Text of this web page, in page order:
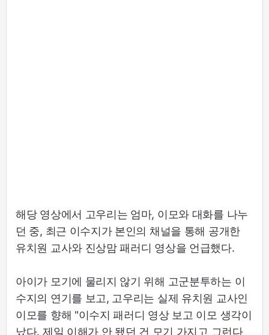
해당 영상에서 고우리는 엄마, 이모와 대화를 나누
던 중, 최근 이수지가 본인의 채널을 통해 공개한
유치원 교사와 진상맘 패러디 영상을 언급했다.
아이가 모기에 물리지 않기 위해 고군분투하는 이
수지의 연기를 보고, 고우리는 실제 유치원 교사인
이모를 향해 "이수지 패러디 영상 보고 이모 생각이
났다. 제일 이해가 안 됐던 건 모기 가지고 그런다